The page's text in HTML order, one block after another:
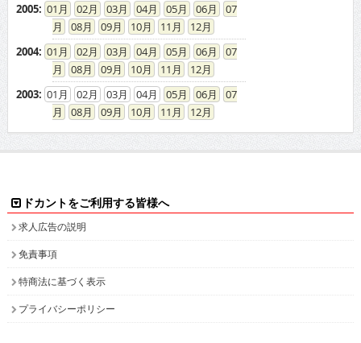
2005: 01 02 03 04 05 06
07
08
09 10 11
12
2004: 01 02 03 04 05 06
07
08
09 10 11
12
2003: 01 02 03 04 05 06
07
08
09 10 11 12
ドカントをご利用する皆様へ
求人広告の説明
免責事項
特商法に基づく表示
プライバシーポリシー